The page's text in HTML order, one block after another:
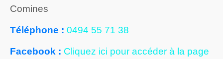
Comines
Téléphone : 0494 55 71 38
Facebook : Cliquez ici pour accéder à la page